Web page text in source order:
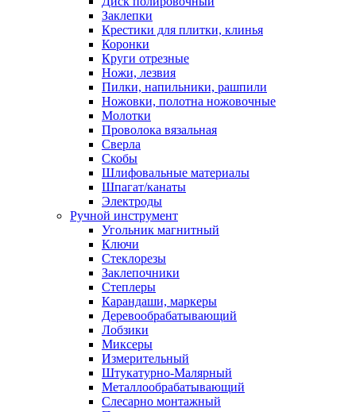
Заклепки
Крестики для плитки, клинья
Коронки
Круги отрезные
Ножи, лезвия
Пилки, напильники, рашпили
Ножовки, полотна ножовочные
Молотки
Проволока вязальная
Сверла
Скобы
Шлифовальные материалы
Шпагат/канаты
Электроды
Ручной инструмент
Угольник магнитный
Ключи
Стеклорезы
Заклепочники
Степлеры
Карандаши, маркеры
Деревообрабатывающий
Лобзики
Миксеры
Измерительный
Штукатурно-Малярный
Металлообрабатывающий
Слесарно монтажный